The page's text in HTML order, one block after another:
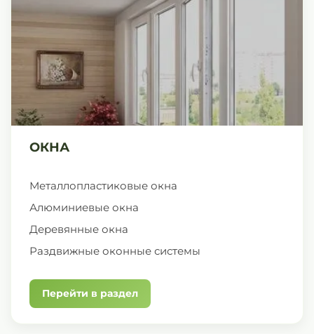
ОКНА
Металлопластиковые окна
Алюминиевые окна
Деревянные окна
Раздвижные оконные системы
Перейти в раздел